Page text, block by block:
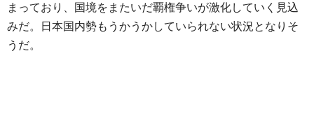
まっており、国境をまたいだ覇権争いが激化していく見込
みだ。日本国内勢もうかうかしていられない状況となりそ
うだ。